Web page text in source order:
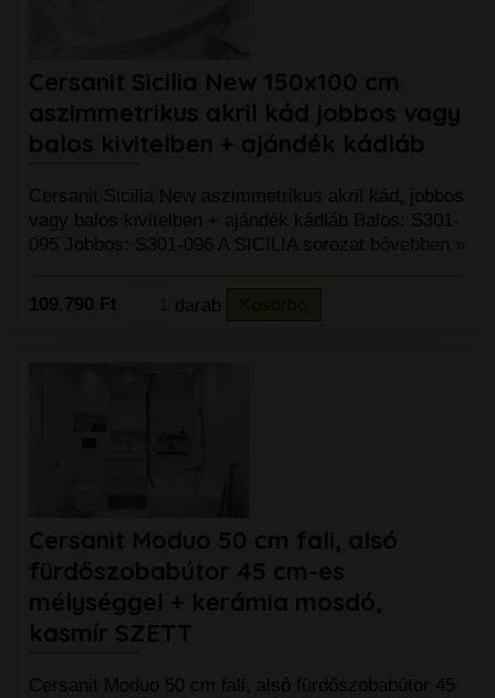
Cersanit Sicilia New 150x100 cm
aszimmetrikus akril kád jobbos vagy
balos kivitelben + ajándék kádláb
Cersanit Sicilia New aszimmetrikus akril kád, jobbos
vagy balos kivitelben + ajándék kádláb Balos: S301-
095 Jobbos: S301-096 A SICILIA sorozat bővebben »
109.790 Ft darab
Cersanit Moduo 50 cm fali, alsó
fürdőszobabútor 45 cm-es
mélységgel + kerámia mosdó,
kasmír SZETT
Cersanit Moduo 50 cm fali, alsó fürdőszobabútor 45